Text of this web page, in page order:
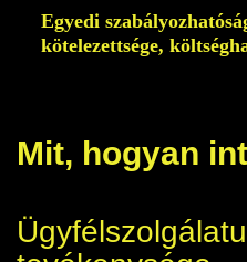
Egyedi
kötelezettsége,
Mit, hogyan